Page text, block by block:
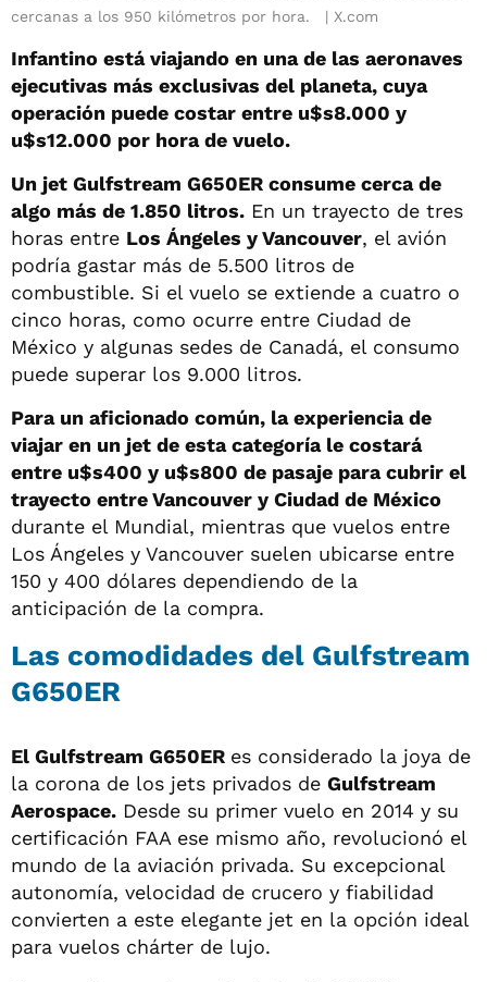
cercanas a los 950 kilómetros por hora.
X.com
Infantino está viajando en una de las aeronaves
ejecutivas más exclusivas del planeta, cuya
operación puede costar entre u$s8.000 y
u$s12.000 por hora de vuelo.
Un jet Gulfstream G650ER consume cerca de
algo más de 1.850 litros. En un trayecto de tres
horas entre Los Ángeles y Vancouver, el avión
podría gastar más de 5.500 litros de
combustible. Si el vuelo se extiende a cuatro o
cinco horas, como ocurre entre Ciudad de
México y algunas sedes de Canadá, el consumo
puede superar los 9.000 litros.
Para un aficionado común, la experiencia de
viajar en un jet de esta categoría le costará
entre u$s400 y u$s800 de pasaje para cubrir el
trayecto entre Vancouver y Ciudad de México
durante el Mundial, mientras que vuelos entre
Los Ángeles y Vancouver suelen ubicarse entre
150 y 400 dólares dependiendo de la
anticipación de la compra.
Las comodidades del Gulfstream
G650ER
El Gulfstream G650ER es considerado la joya de
la corona de los jets privados de Gulfstream
Aerospace. Desde su primer vuelo en 2014 y su
certificación FAA ese mismo año, revolucionó el
mundo de la aviación privada. Su excepcional
autonomía, velocidad de crucero y fiabilidad
convierten a este elegante jet en la opción ideal
para vuelos chárter de lujo.